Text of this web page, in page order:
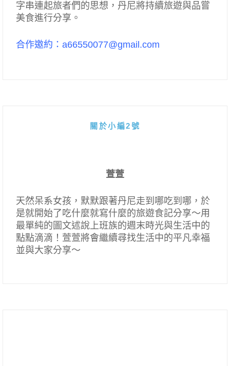
字串連起旅者們的思想，丹尼將持續旅遊與品嘗
美食進行分享。
合作邀約：a66550077@gmail.com
關於小編2號
萱萱
天然呆系女孩，默默跟著丹尼走到哪吃到哪，於
是就開始了吃什麼就寫什麼的旅遊食記分享～用
最單純的圖文述說上班族的週末時光與生活中的
點點滴滴！萱萱將會繼續尋找生活中的平凡幸福
並與大家分享～